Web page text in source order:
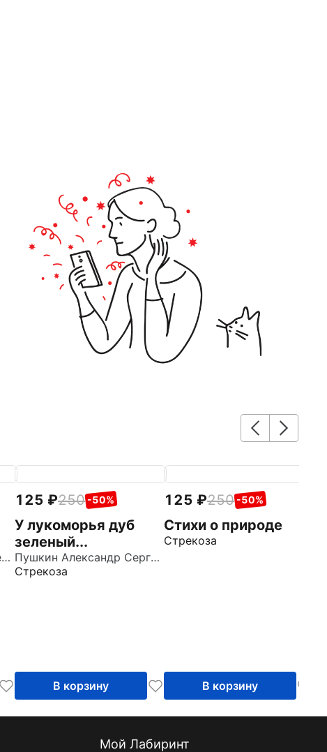
Степанов Владимир Александрович
125 250 -50%
У лукоморья дуб
зеленый...
Пушкин Александр Сергеевич
Стрекоза
В корзину
125 250 -50%
Стихи о природе
Стрекоза
В корзину
Мой Лабиринт